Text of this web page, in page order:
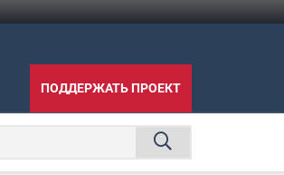
ПОДДЕРЖАТЬ ПРОЕКТ